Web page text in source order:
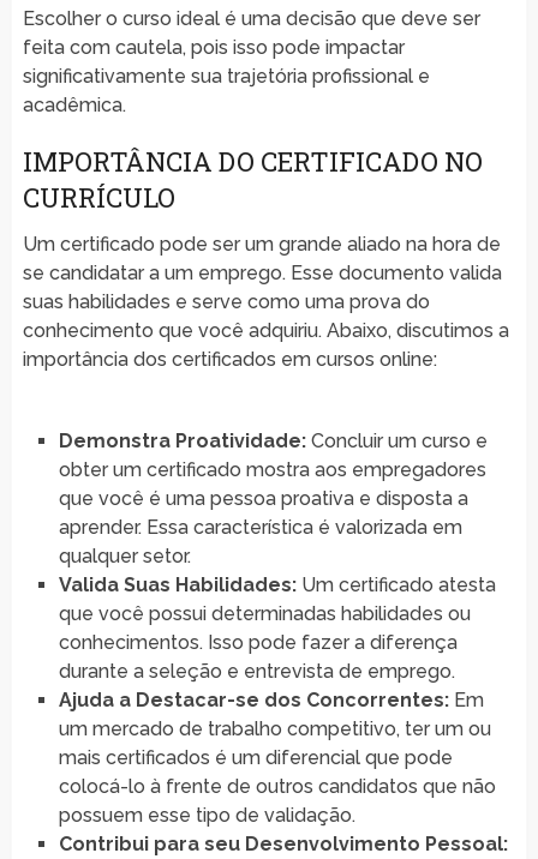
Escolher o curso ideal é uma decisão que deve ser
feita com cautela, pois isso pode impactar
significativamente sua trajetória profissional e
acadêmica.
IMPORTÂNCIA DO CERTIFICADO NO
CURRÍCULO
Um certificado pode ser um grande aliado na hora de
se candidatar a um emprego. Esse documento valida
suas habilidades e serve como uma prova do
conhecimento que você adquiriu. Abaixo, discutimos a
importância dos certificados em cursos online:
Demonstra Proatividade:Concluir um curso e
obter um certificado mostra aos empregadores
que você é uma pessoa proativa e disposta a
aprender. Essa característica é valorizada em
qualquer setor.
Valida Suas Habilidades:Um certificado atesta
que você possui determinadas habilidades ou
conhecimentos. Isso pode fazer a diferença
durante a seleção e entrevista de emprego.
Ajuda a Destacar-se dos Concorrentes:Em
um mercado de trabalho competitivo, ter um ou
mais certificados é um diferencial que pode
colocá-lo à frente de outros candidatos que não
possuem esse tipo de validação.
Contribui para seu Desenvolvimento Pessoal: